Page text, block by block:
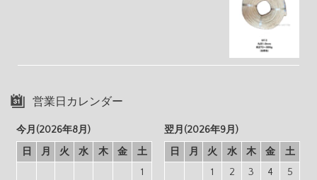
営業日カレンダー
今月(2026年8月)
日
月 火 水 木 金
土
1
翌月(2026年9月)
日
月 火 水 木 金
土
1
2 3 4 5